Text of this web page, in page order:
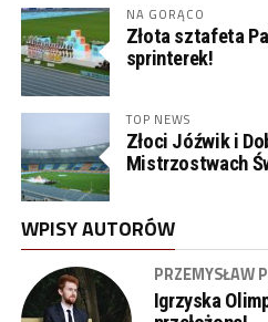
NA GORĄCO
Złota sztafeta
sprinterek!
TOP NEWS
Złoci Jóźwik i
Mistrzostwach
WPISY AUTORÓW
PRZEMYSŁAW
Igrzyska